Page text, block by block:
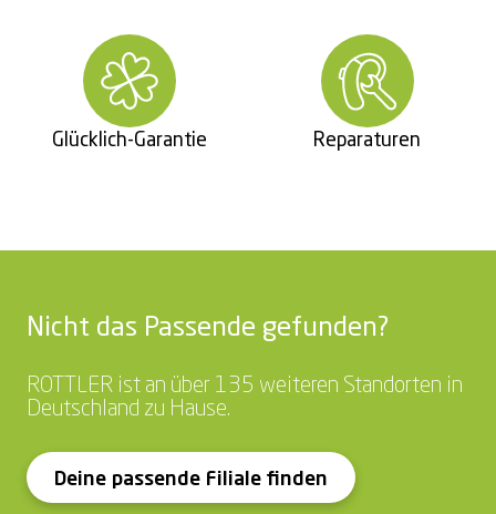
Glücklich-Garantie Reparaturen
Nicht das Passende gefunden?
ROTTLER ist an über 135 weiteren Standorten in
Deutschland zu Hause.
Deine passende Filiale finden